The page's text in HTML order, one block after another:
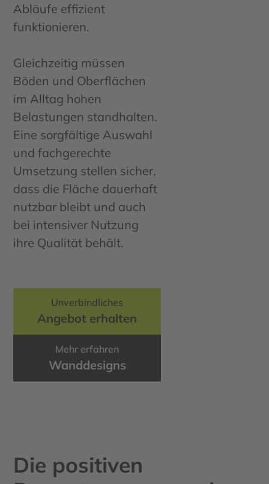
Abläufe effizient
funktionieren.
Gleichzeitig müssen
Böden und Oberflächen
im Alltag hohen
Belastungen standhalten.
Eine sorgfältige Auswahl
und fachgerechte
Umsetzung stellen sicher,
dass die Fläche dauerhaft
nutzbar bleibt und auch
bei intensiver Nutzung
ihre Qualität behält.
Unverbindliches
Angebot erhalten
Mehr erfahren
Wanddesigns
Die positiven